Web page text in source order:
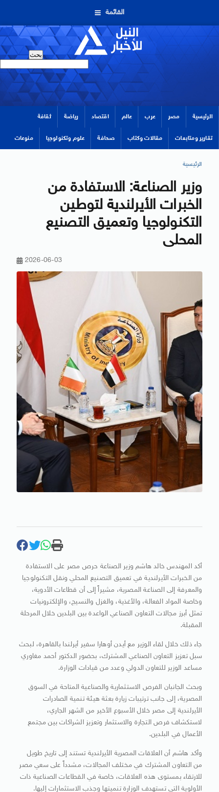
القائمة
الرئيسية مصر عرب عالم اقتصاد رياضة ثقافة
تقارير ومتابعات مقالات وكتاب صحافة علوم وتكنولوجيا منوعات
الرئيسية
وزير الصناعة: الاستفادة من
الخبرات الأيرلندية لتوطين
التكنولوجيا وتعميق التصنيع
المحلى
2026-06-03
أكد المهندس خالد هاشم وزير الصناعة حرص مصر على الاستفادة
من الخبرات الأيرلندية في تعميق التصنيع المحلي ونقل التكنولوجيا
والمعرفة إلى الصناعة المصرية، مشيراً إلى أن قطاعات الأدوية،
وخاصة المواد الفعالة، والأغذية، والغزل والنسيج، والإلكترونيات
تمثل أبرز مجالات التعاون الصناعي الواعدة بين البلدين خلال المرحلة
المقبلة.
جاء ذلك خلال لقاء الوزير مع أيدن أوهارا سفير أيرلندا بالقاهرة، لبحث
سبل تعزيز التعاون الصناعي المشترك، بحضور الدكتور أحمد مغاوري
مساعد الوزير للتعاون الدولي وعدد من قيادات الوزارة.
وبحث الجانبان الفرص الاستثمارية والصناعية المتاحة في السوق
المصرية، إلى جانب ترتيبات زيارة بعثة هيئة تنمية الصادرات
الأيرلندية إلى مصر خلال الأسبوع الأخير من الشهر الجاري،
لاستكشاف فرص التجارة والاستثمار وتعزيز الشراكات بين مجتمع
الأعمال في البلدين.
وأكد هاشم أن العلاقات المصرية الأيرلندية تستند إلى تاريخ طويل
من التعاون المشترك في مختلف المجالات، مشدداً على سعي مصر
للارتقاء بمستوى هذه العلاقات، خاصة في القطاعات الصناعية ذات
الأولوية التي تستهدف الوزارة تنميتها وجذب الاستثمارات إليها.